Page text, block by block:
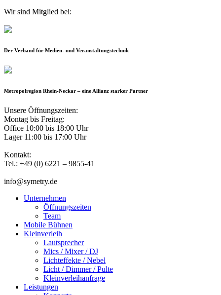
Wir sind Mitglied bei:
Der Verband für Medien- und Veranstaltungstechnik
Metropolregion Rhein-Neckar – eine Allianz starker Partner
Unsere Öffnungszeiten:
Montag bis Freitag:
Office 10:00 bis 18:00 Uhr
Lager 11:00 bis 17:00 Uhr
Kontakt:
Tel.: +49 (0) 6221 – 9855-41
info@symetry.de
Unternehmen
Öffnungszeiten
Team
Mobile Bühnen
Kleinverleih
Lautsprecher
Mics / Mixer / DJ
Lichteffekte / Nebel
Licht / Dimmer / Pulte
Kleinverleihanfrage
Leistungen